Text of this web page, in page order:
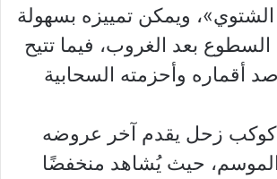
ويمكن تمييزه بسهولة
بعد الغروب، فيما تتيح
أقماره وأحزمته السحابية
كوكب زحل يقدم آخر عروضه
الموسم، حيث يُشاهد منخفضًا